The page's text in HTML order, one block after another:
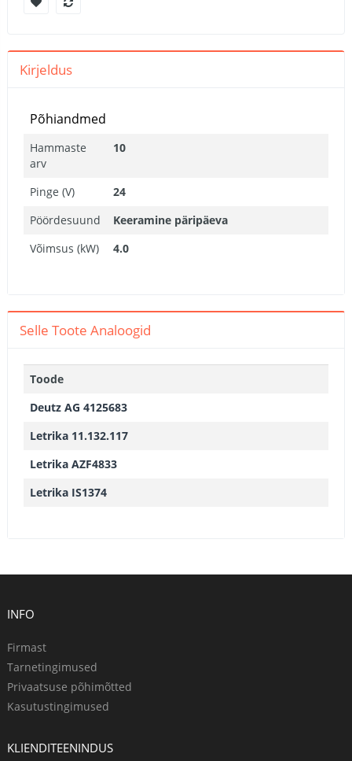
Kirjeldus
Põhiandmed
Hammaste
arv
10
Pinge (V)
24
Pöördesuund
Keeramine päripäeva
Võimsus (kW)
4.0
Selle Toote Analoogid
Toode
Deutz AG 4125683
Letrika 11.132.117
Letrika AZF4833
Letrika IS1374
INFO
Firmast
Tarnetingimused
Privaatsuse põhimõtted
Kasutustingimused
KLIENDITEENINDUS